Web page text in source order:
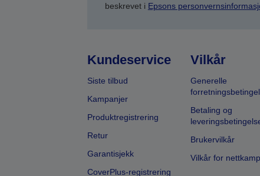
beskrevet i Epsons
Kundeservice
Siste tilbud
Kampanjer
Produktregistrering
Retur
Garantisjekk
CoverPlus-registrering
Vilkår
Generelle
Betaling og
Brukervilkår
Vilkår for